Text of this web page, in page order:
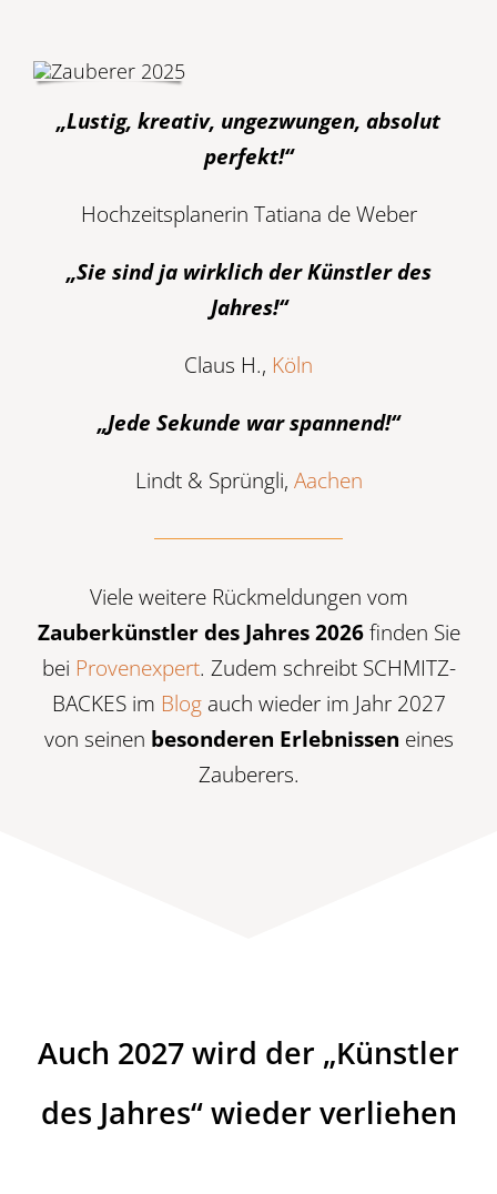
„Lustig, kreativ, ungezwungen, absolut
perfekt!“
Hochzeitsplanerin Tatiana de Weber
„Sie sind ja wirklich der Künstler des
Jahres!“
Claus H., Köln
„Jede Sekunde war spannend!“
Lindt & Sprüngli, Aachen
Viele weitere Rückmeldungen vom
Zauberkünstler des Jahres 2026finden Sie
bei Provenexpert. Zudem schreibt SCHMITZ-
BACKES im Blogauch wieder im Jahr 2027
von seinen besonderen Erlebnissen eines
Zauberers.
Auch 2027 wird der „Künstler
des Jahres“ wieder verliehen